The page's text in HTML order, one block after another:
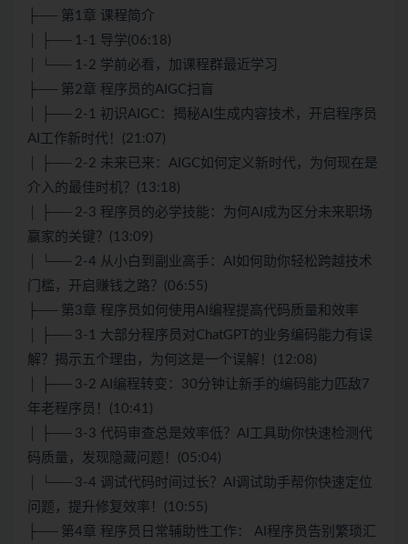
├── 第1章 课程简介
│ ├── 1-1 导学(06:18)
│ └── 1-2 学前必看，加课程群最近学习
├── 第2章 程序员的AIGC扫盲
│ ├── 2-1 初识AIGC：揭秘AI生成内容技术，开启程序员
AI工作新时代！(21:07)
│ ├── 2-2 未来已来：AIGC如何定义新时代，为何现在是
介入的最佳时机？(13:18)
│ ├── 2-3 程序员的必学技能：为何AI成为区分未来职场
赢家的关键？(13:09)
│ └── 2-4 从小白到副业高手：AI如何助你轻松跨越技术
门槛，开启赚钱之路？(06:55)
├── 第3章 程序员如何使用AI编程提高代码质量和效率
│ ├── 3-1 大部分程序员对ChatGPT的业务编码能力有误
解？揭示五个理由，为何这是一个误解！(12:08)
│ ├── 3-2 AI编程转变：30分钟让新手的编码能力匹敌7
年老程序员！(10:41)
│ ├── 3-3 代码审查总是效率低？AI工具助你快速检测代
码质量，发现隐藏问题！(05:04)
│ └── 3-4 调试代码时间过长？AI调试助手帮你快速定位
问题，提升修复效率！(10:55)
├── 第4章 程序员日常辅助性工作： AI程序员告别繁琐汇